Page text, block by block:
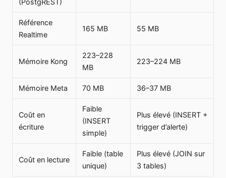
(PostgREST)
Référence
Realtime
165 MB 55 MB
Mémoire Kong
223–228
MB
223–224 MB
Mémoire Meta 70 MB 36–37 MB
Coût en
écriture
Faible
(INSERT
simple)
Plus élevé (INSERT +
trigger d’alerte)
Coût en lecture
Faible (table
unique)
Plus élevé (JOIN sur
3 tables)